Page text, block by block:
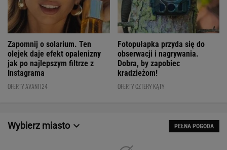
Zapomnij o solarium. Ten
olejek daje efekt opalenizny
jak po najlepszym filtrze z
Instagrama
OFERTY AVANTI24
Fotopułapka przyda się do
obserwacji i nagrywania.
Dobra, by zapobiec
kradzieżom!
OFERTY CZTERY KĄTY
Wybierz miasto PEŁNA POGODA